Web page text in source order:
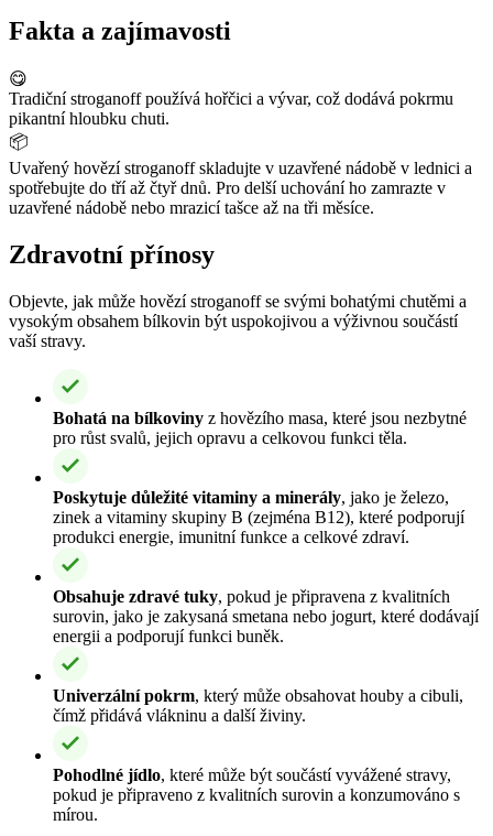
Fakta a zajímavosti
😋
Tradiční stroganoff používá hořčici a vývar, což dodává pokrmu
pikantní hloubku chuti.
📦
Uvařený hovězí stroganoff skladujte v uzavřené nádobě v lednici a
spotřebujte do tří až čtyř dnů. Pro delší uchování ho zamrazte v
uzavřené nádobě nebo mrazicí tašce až na tři měsíce.
Zdravotní přínosy
Objevte, jak může hovězí stroganoff se svými bohatými chutěmi a
vysokým obsahem bílkovin být uspokojivou a výživnou součástí
vaší stravy.
Bohatá na bílkoviny z hovězího masa, které jsou nezbytné
pro růst svalů, jejich opravu a celkovou funkci těla.
Poskytuje důležité vitaminy a minerály, jako je železo,
zinek a vitaminy skupiny B (zejména B12), které podporují
produkci energie, imunitní funkce a celkové zdraví.
Obsahuje zdravé tuky, pokud je připravena z kvalitních
surovin, jako je zakysaná smetana nebo jogurt, které dodávají
energii a podporují funkci buněk.
Univerzální pokrm, který může obsahovat houby a cibuli,
čímž přidává vlákninu a další živiny.
Pohodlné jídlo, které může být součástí vyvážené stravy,
pokud je připraveno z kvalitních surovin a konzumováno s
mírou.